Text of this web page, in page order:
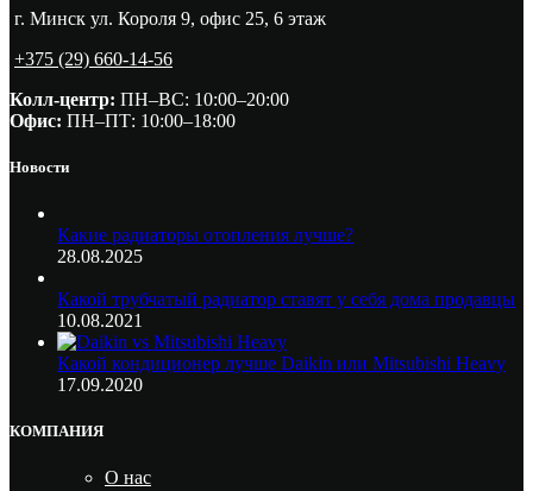
г. Минск ул. Короля 9, офис 25, 6 этаж
+375 (29) 660-14-56
Колл-центр: ПН–ВС: 10:00–20:00​
Офис: ПН–ПТ: 10:00–18:00
Новости
Какие радиаторы отопления лучше?
28.08.2025
Какой трубчатый радиатор ставят у себя дома продавцы
10.08.2021
Какой кондиционер лучше Daikin или Mitsubishi Heavy
17.09.2020
КОМПАНИЯ
О нас